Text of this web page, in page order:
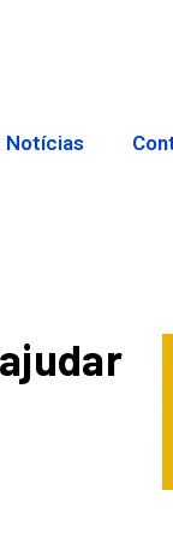
Notícias